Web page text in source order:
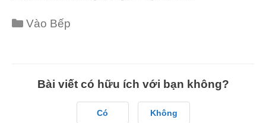
Categories
Vào Bếp
Bài viết có hữu ích với bạn không?
Có Không